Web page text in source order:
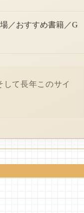
／おすすめ書籍／G
て長年このサイ